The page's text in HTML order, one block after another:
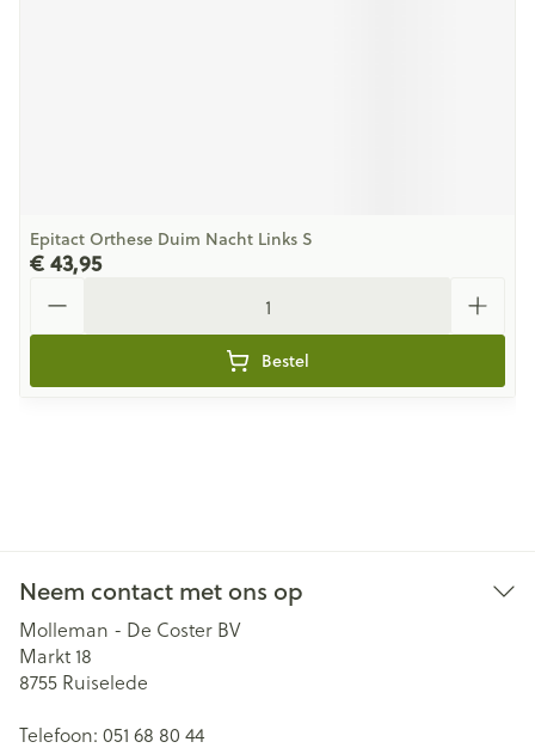
Epitact Orthese Duim Nacht Links S
€ 43,95
Bestel
Neem contact met ons op
Molleman - De Coster BV
Markt 18
8755 Ruiselede
Telefoon: 051 68 80 44